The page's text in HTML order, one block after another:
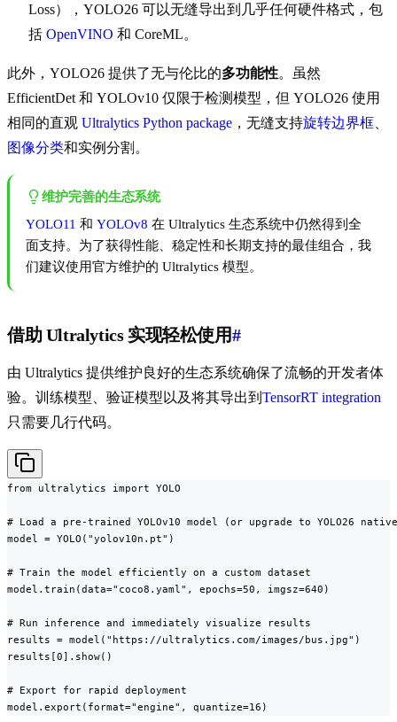
Loss），YOLO26 可以无缝导出到几乎任何硬件格式，包
括 OpenVINO 和 CoreML。
此外，YOLO26 提供了无与伦比的多功能性。虽然
EfficientDet 和 YOLOv10 仅限于检测模型，但 YOLO26 使用
相同的直观 Ultralytics Python package ，无缝支持旋转边界框
图像分类和实例分割。
维护完善的生态系统
YOLO11 和 YOLOv8 在 Ultralytics 生态系统中仍然得到全
面支持。为了获得性能、稳定性和长期支持的最佳组合，我
们建议使用官方维护的 Ultralytics 模型。
借助 Ultralytics 实现轻松使用#
由 Ultralytics 提供维护良好的生态系统确保了流畅的开发者体
验。训练模型、验证模型以及将其导出到 TensorRT integration
只需要几行代码。
from ultralytics import YOLO
# Load a pre-trained YOLOv10 model (or upgrade to YOLO26
model = YOLO("yolov10n.pt")
# Train the model efficiently on a custom dataset
model.train(data="coco8.yaml", epochs=50, imgsz=640)
# Run inference and immediately visualize results
results = model("https://ultralytics.com/images/bus.jpg")
results[0].show()
# Export for rapid deployment
model.export(format="engine", quantize=16)